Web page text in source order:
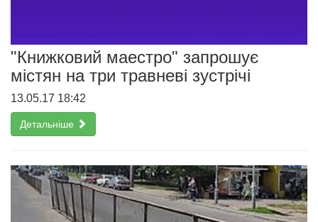
"Книжковий маестро" запрошує
містян на три травневі зустрічі
13.05.17 18:42
Детальніше